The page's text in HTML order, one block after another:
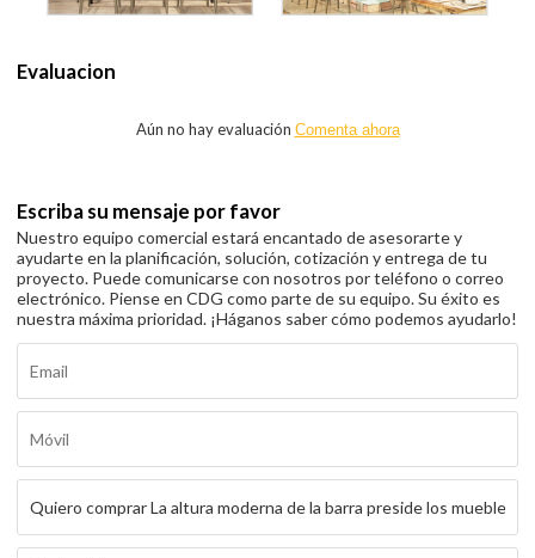
Evaluacion
Aún no hay evaluación Comenta ahora
Escriba su mensaje por favor
Nuestro equipo comercial estará encantado de asesorarte y
ayudarte en la planificación, solución, cotización y entrega de tu
proyecto. Puede comunicarse con nosotros por teléfono o correo
electrónico. Piense en CDG como parte de su equipo. Su éxito es
nuestra máxima prioridad. ¡Háganos saber cómo podemos ayudarlo!